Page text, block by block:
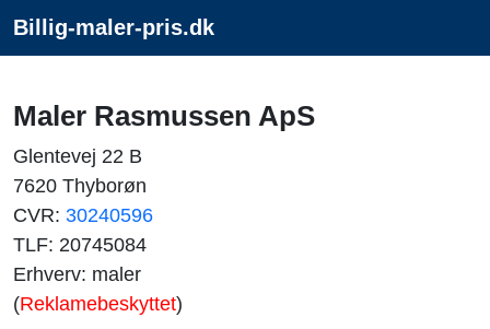
Billig-maler-pris.dk
Maler Rasmussen ApS
Glentevej 22 B
7620 Thyborøn
CVR: 30240596
TLF: 20745084
Erhverv: maler
(Reklamebeskyttet)